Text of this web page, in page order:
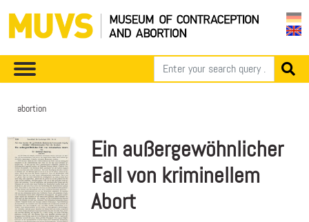
abortion
Ein außergewöhnlicher
Fall von kriminellem
Abort